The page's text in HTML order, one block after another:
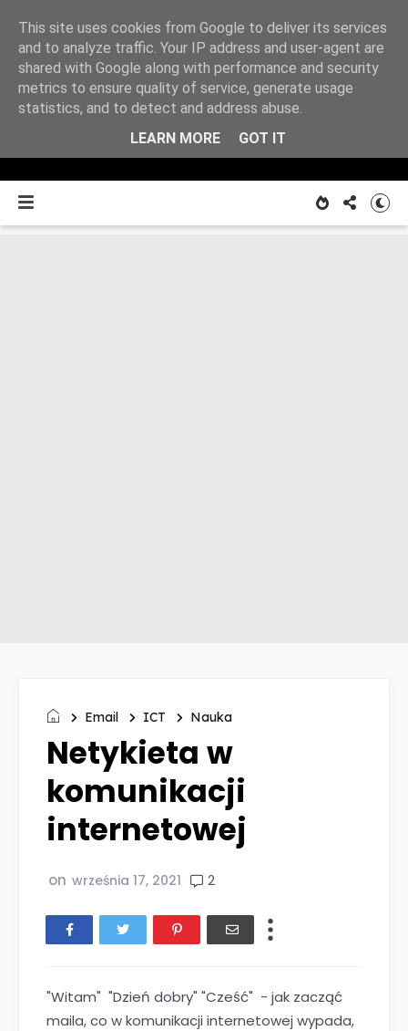
Z
notatnika
O MNIE
Email ICT Nauka
Netykieta w
komunikacji
internetowej
on września 17, 2021 2
"Witam" "Dzień dobry" "Cześć" - jak zacząć
maila, co w komunikacji internetowej wypada,
This site uses cookies from Google to deliver its services
and to analyze traffic. Your IP address and user-agent are
shared with Google along with performance and security
metrics to ensure quality of service, generate usage
statistics, and to detect and address abuse.
LEARN MORE
GOT IT